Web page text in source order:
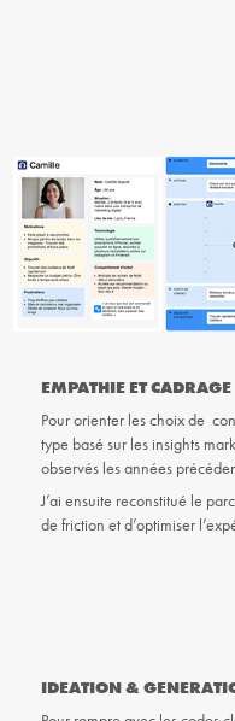
EMPATHIE ET CADRAGE
Pour orienter les choix de
type basé sur les insights
observés les années
J’ai ensuite reconstitué le
de friction et d’optimiser
IDEATION &